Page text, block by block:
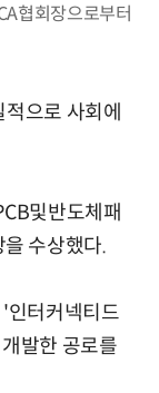
협회장으로부터
으로 사회에
및반도체패
수상했다.
인터커넥티드
발한 공로를